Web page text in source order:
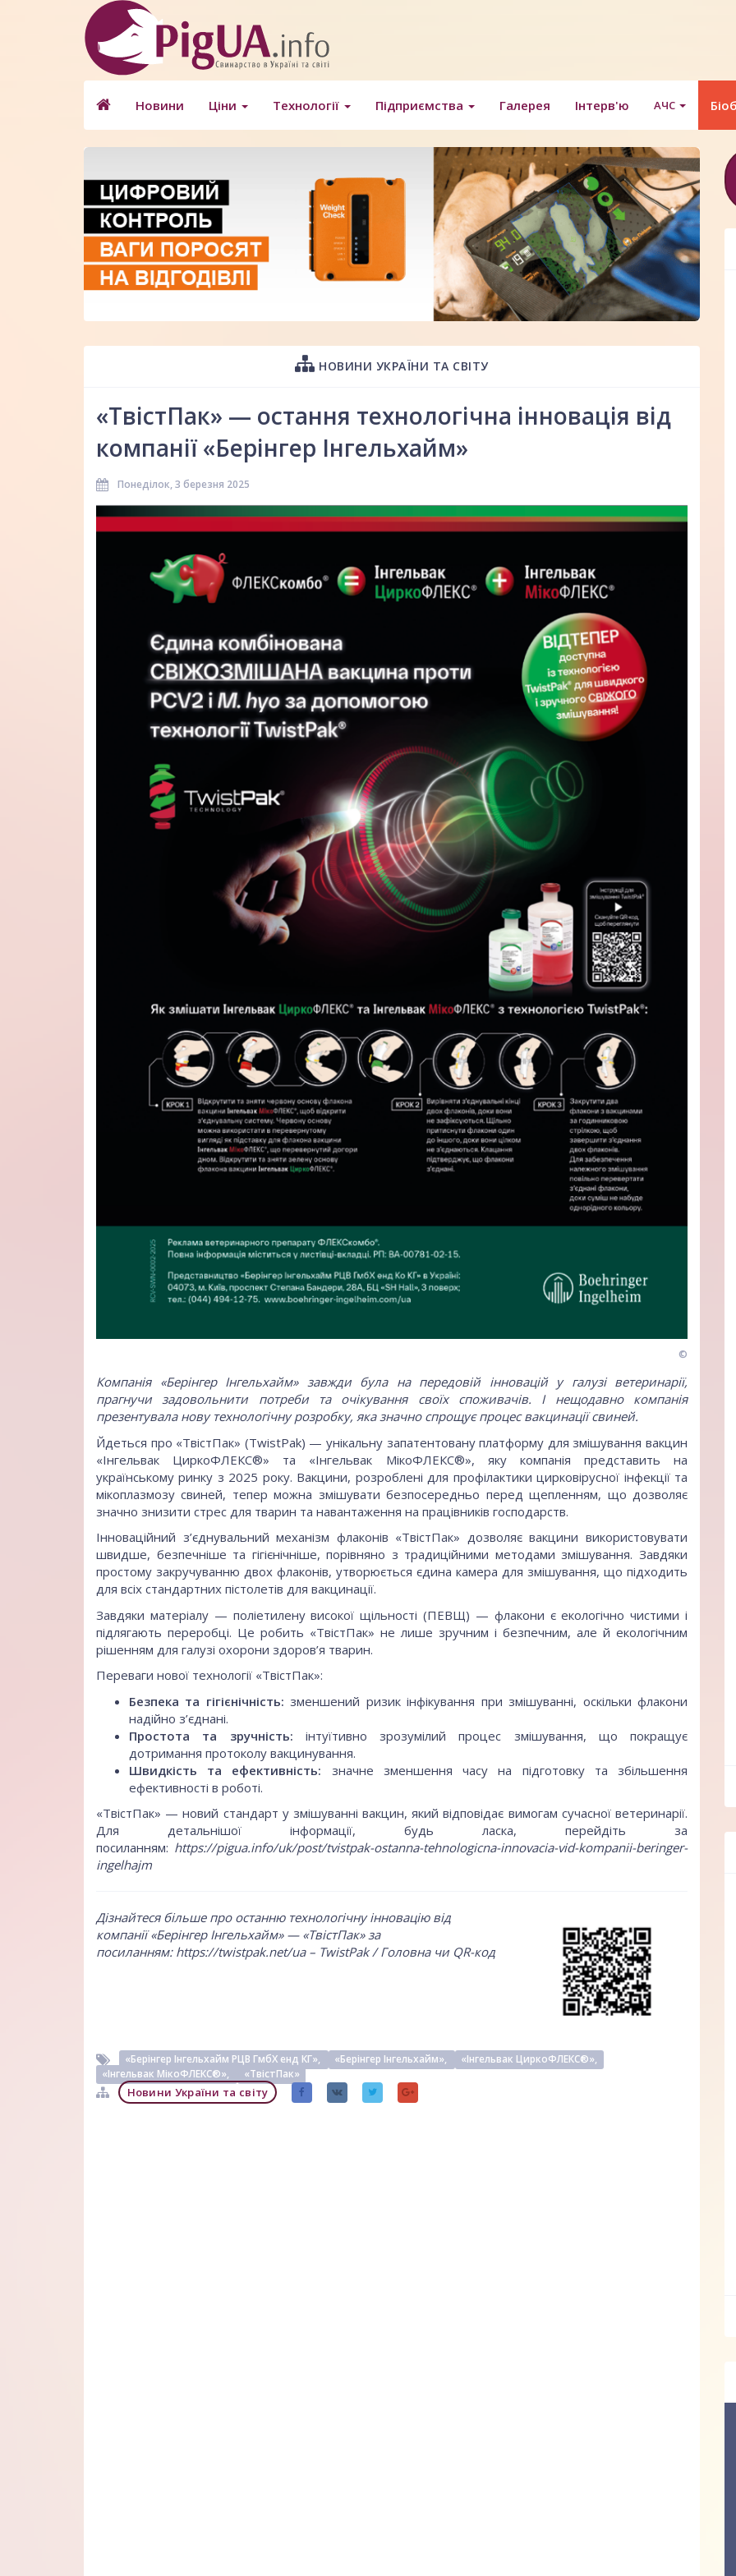
Новини Ціни Технології Підприємства Галерея Інтерв'ю АЧС
НОВИНИ УКРАЇНИ ТА СВІТУ
«ТвістПак» — остання технологічна інновація від
компанії «Берінгер Інгельхайм»
Понеділок, 3 березня 2025
©
Компанія «Берінгер Інгельхайм» завжди була на передовій інновацій у галузі ветеринарії,
прагнучи задовольнити потреби та очікування своїх споживачів. І нещодавно компанія
презентувала нову технологічну розробку, яка значно спрощує процес вакцинації свиней.
Йдеться про «ТвістПак» (TwistPak) — унікальну запатентовану платформу для змішування вакцин
«Інгельвак ЦиркоФЛЕКС®» та «Інгельвак МікоФЛЕКС®», яку компанія представить на
українському ринку з 2025 року. Вакцини, розроблені для профілактики цирковірусної інфекції та
мікоплазмозу свиней, тепер можна змішувати безпосередньо перед щепленням, що дозволяє
значно знизити стрес для тварин та навантаження на працівників господарств.
Інноваційний з’єднувальний механізм флаконів «ТвістПак» дозволяє вакцини використовувати
швидше, безпечніше та гігієнічніше, порівняно з традиційними методами змішування. Завдяки
простому закручуванню двох флаконів, утворюється єдина камера для змішування, що підходить
для всіх стандартних пістолетів для вакцинації.
Завдяки матеріалу — поліетилену високої щільності (ПЕВЩ) — флакони є екологічно чистими і
підлягають переробці. Це робить «ТвістПак» не лише зручним і безпечним, але й екологічним
рішенням для галузі охорони здоров’я тварин.
Переваги нової технології «ТвістПак»:
Безпека та гігієнічність: зменшений ризик інфікування при змішуванні, оскільки флакони
надійно з’єднані.
Простота та зручність: інтуїтивно зрозумілий процес змішування, що покращує
дотримання протоколу вакцинування.
Швидкість та ефективність: значне зменшення часу на підготовку та збільшення
ефективності в роботі.
«ТвістПак» — новий стандарт у змішуванні вакцин, який відповідає вимогам сучасної ветеринарії.
Для детальнішої інформації, будь ласка, перейдіть за
посиланням: https://pigua.info/uk/post/tvistpak-ostanna-tehnologicna-innovacia-vid-kompanii-beringer-
ingelhajm
Дізнайтеся більше про останню технологічну інновацію від
компанії «Берінгер Інгельхайм» — «ТвістПак» за
посиланням: https://twistpak.net/ua– TwistPak / Головна чи QR-код
«Берінгер Інгельхайм РЦВ ГмбХ енд КГ», «Берінгер Інгельхайм»,
«Інгельвак ЦиркоФЛЕКС®»,
«Інгельвак МікоФЛЕКС®»,
«ТвістПак»
Новини України та світу